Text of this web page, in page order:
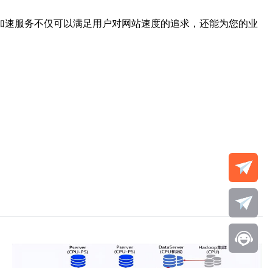
服务不仅可以满足用户对网站速度的追求，还能为您的业